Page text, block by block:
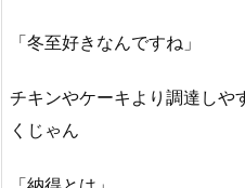
「冬至好きなんですね」
チキンやケーキより調達しや
くじゃん